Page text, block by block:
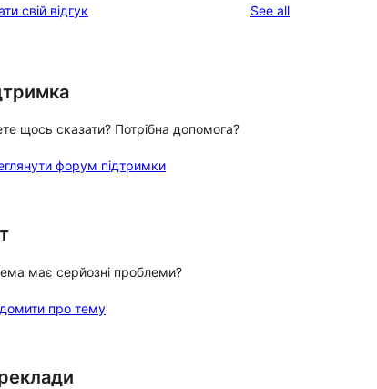
свій відгук See allreviews
щось сказати? Потрібна допомога?
форум підтримки
має серйозні проблеми?
про тему